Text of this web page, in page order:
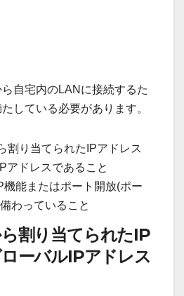
自宅内のLANに接続するた
している必要があります。
割り当てられたIPアドレス
アドレスであること
機能またはポート開放(ポー
わっていること
割り当てられたIP
ーバルIPアドレス